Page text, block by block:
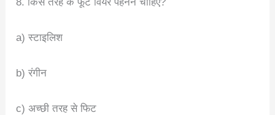
a) स्टाइलिश
b) रंगीन
c) अच्छी तरह से फिट